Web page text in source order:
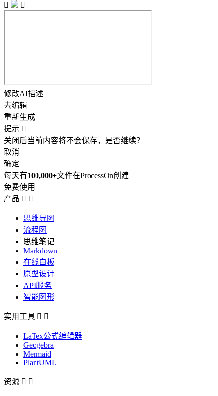


修改AI描述
去编辑
重新生成
提示 
关闭后当前内容将不会保存，是否继续？
取消
确定
每天有100,000+文件在ProcessOn创建
免费使用
产品  
思维导图
流程图
思维笔记
Markdown
在线白板
原型设计
API服务
智能图形
实用工具  
LaTex公式编辑器
Geogebra
Mermaid
PlantUML
资源  